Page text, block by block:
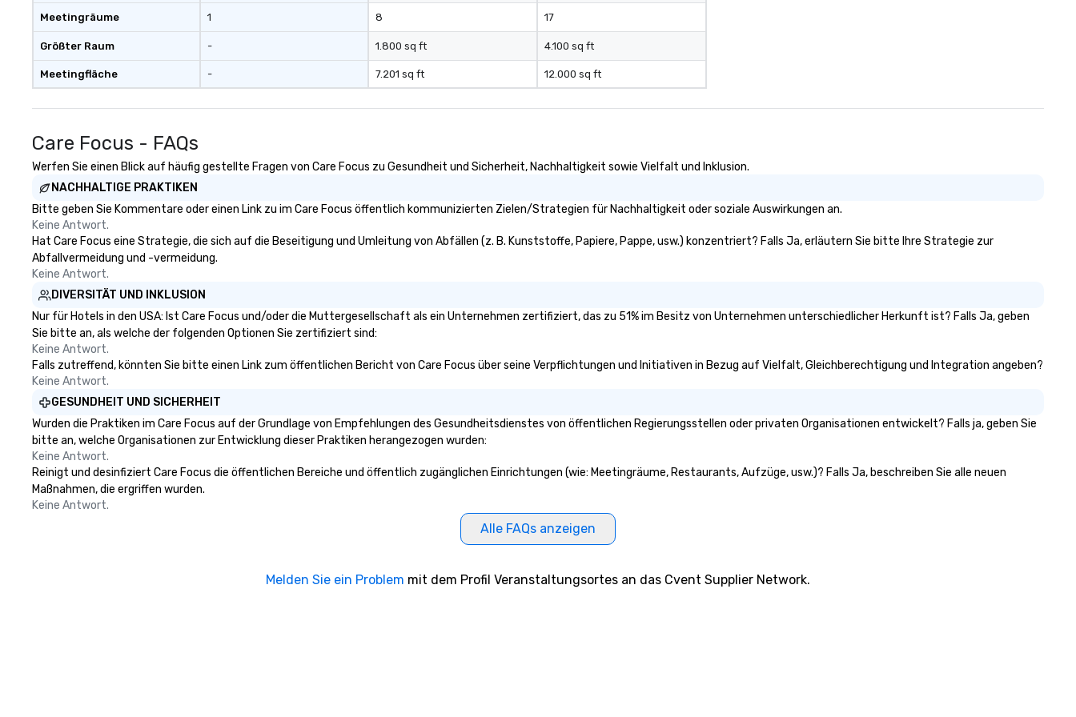
Meetingräume
Größter Raum
Meetingfläche
1
-
-
8
1.800 sq ft
7.201 sq ft
17
4.100 sq ft
12.000 sq ft
Care Focus - FAQs
Werfen Sie einen Blick auf häufig gestellte Fragen von Care Focus zu Gesundheit und Sicherheit, Nachhaltigkeit sowie Vielfalt und Inklusion.
NACHHALTIGE PRAKTIKEN
Bitte geben Sie Kommentare oder einen Link zu im Care Focus öffentlich kommunizierten Zielen/Strategien für Nachhaltigkeit oder soziale Auswirkungen an.
Keine Antwort.
Hat Care Focus eine Strategie, die sich auf die Beseitigung und Umleitung von Abfällen (z. B. Kunststoffe, Papiere, Pappe, usw.) konzentriert? Falls Ja, erläutern Sie bitte Ihre Strategie zur
Abfallvermeidung und -vermeidung.
Keine Antwort.
DIVERSITÄT UND INKLUSION
Nur für Hotels in den USA: Ist Care Focus und/oder die Muttergesellschaft als ein Unternehmen zertifiziert, das zu 51% im Besitz von Unternehmen unterschiedlicher Herkunft ist? Falls Ja, geben
Sie bitte an, als welche der folgenden Optionen Sie zertifiziert sind:
Keine Antwort.
Falls zutreffend, könnten Sie bitte einen Link zum öffentlichen Bericht von Care Focus über seine Verpflichtungen und Initiativen in Bezug auf Vielfalt, Gleichberechtigung und Integration angeben?
Keine Antwort.
GESUNDHEIT UND SICHERHEIT
Wurden die Praktiken im Care Focus auf der Grundlage von Empfehlungen des Gesundheitsdienstes von öffentlichen Regierungsstellen oder privaten Organisationen entwickelt? Falls ja, geben Sie
bitte an, welche Organisationen zur Entwicklung dieser Praktiken herangezogen wurden:
Keine Antwort.
Reinigt und desinfiziert Care Focus die öffentlichen Bereiche und öffentlich zugänglichen Einrichtungen (wie: Meetingräume, Restaurants, Aufzüge, usw.)? Falls Ja, beschreiben Sie alle neuen
Maßnahmen, die ergriffen wurden.
Keine Antwort.
Alle FAQs anzeigen
Melden Sie ein Problem mit dem Profil Veranstaltungsortes an das Cvent Supplier Network.